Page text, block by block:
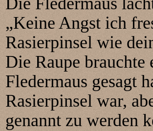
„Keine Angst ich
Rasierpinsel wie
Die Raupe brauchte
Fledermaus gesagt
Rasierpinsel war,
genannt zu werden